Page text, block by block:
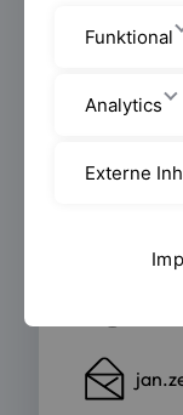
Funktional
Analytics
Externe